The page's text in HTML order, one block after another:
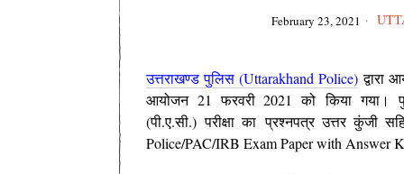
February 23, 2021
उत्तराखण्ड पुलिस (Uttarakhand Police) द्वारा
आयोजन 21 फरवरी 2021 कोकिया गया।
(पी.ए.सी.)परीक्षा काप्रश्नपत्र उत्तर कुंजी
Police/PAC/IRB Exam Paper with Answer